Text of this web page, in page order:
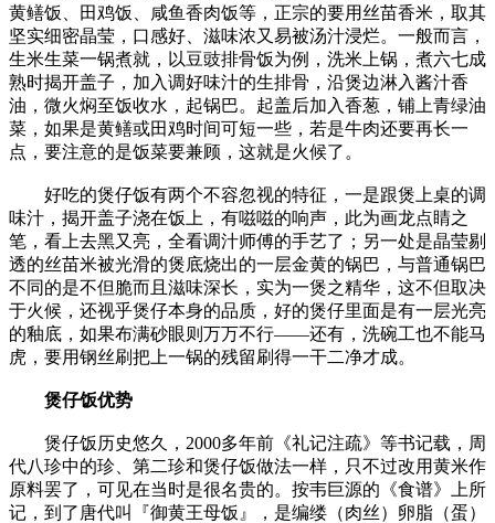
黄鳝饭、田鸡饭、咸鱼香肉饭等，正宗的要用丝苗香米，取其
坚实细密晶莹，口感好、滋味浓又易被汤汁浸烂。一般而言，
生米生菜一锅煮就，以豆豉排骨饭为例，洗米上锅，煮六七成
熟时揭开盖子，加入调好味汁的生排骨，沿煲边淋入酱汁香
油，微火焖至饭收水，起锅巴。起盖后加入香葱，铺上青绿油
菜，如果是黄鳝或田鸡时间可短一些，若是牛肉还要再长一
点，要注意的是饭菜要兼顾，这就是火候了。
好吃的煲仔饭有两个不容忽视的特征，一是跟煲上桌的调
味汁，揭开盖子浇在饭上，有嗞嗞的响声，此为画龙点睛之
笔，看上去黑又亮，全看调汁师傅的手艺了；另一处是晶莹剔
透的丝苗米被光滑的煲底烧出的一层金黄的锅巴，与普通锅巴
不同的是不但脆而且滋味深长，实为一煲之精华，这不但取决
于火候，还视乎煲仔本身的品质，好的煲仔里面是有一层光亮
的釉底，如果布满砂眼则万万不行――还有，洗碗工也不能马
虎，要用钢丝刷把上一锅的残留刷得一干二净才成。
煲仔饭优势
煲仔饭历史悠久，2000多年前《礼记注疏》等书记载，周
代八珍中的珍、第二珍和煲仔饭做法一样，只不过改用黄米作
原料罢了，可见在当时是很名贵的。按韦巨源的《食谱》上所
记，到了唐代叫『御黄王母饭』，是编缕（肉丝）卵脂（蛋）